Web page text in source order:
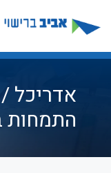
לתוכן
אדריכל
התמחות